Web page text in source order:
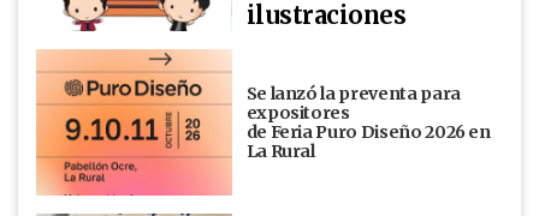
ilustraciones
Se lanzó la preventa para
expositores
de Feria Puro Diseño 2026 en
La Rural